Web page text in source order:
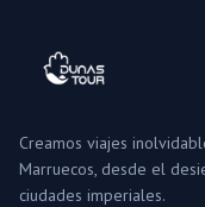
Creamos viajes
Marruecos, desde el
ciudades imperiales.